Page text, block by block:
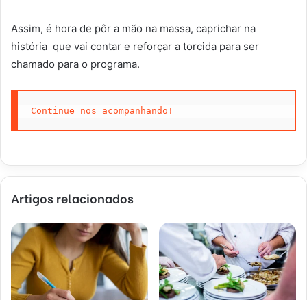
Assim, é hora de pôr a mão na massa, caprichar na
história que vai contar e reforçar a torcida para ser
chamado para o programa.
Continue nos acompanhando !
Artigos relacionados